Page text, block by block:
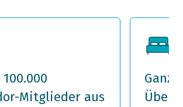
Mitglieder aus
Ganz